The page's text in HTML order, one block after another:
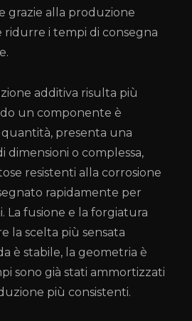
grazie alla produzione
ridurre i tempi di consegna
additiva risulta più
un componente è
presenta una
dimensioni o complessa,
resistenti alla corrosione
rapidamente per
La fusione e la forgiatura
la scelta più sensata
è stabile, la geometria è
sono già stati ammortizzati
più consistenti.